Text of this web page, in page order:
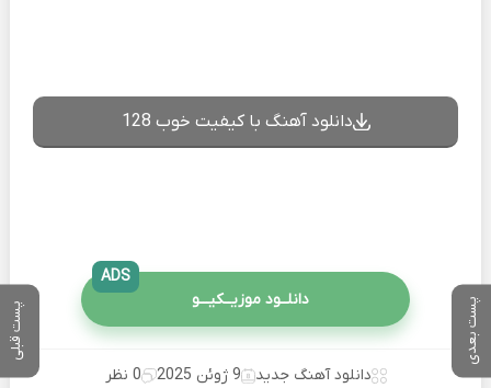
پست بعدی پست قبلی
دانلود آهنگ با کیفیت خوب 128
دانلــود موزیــکیـــو
ADS
دانلود آهنگ جدید 9 ژوئن 2025 0 نظر